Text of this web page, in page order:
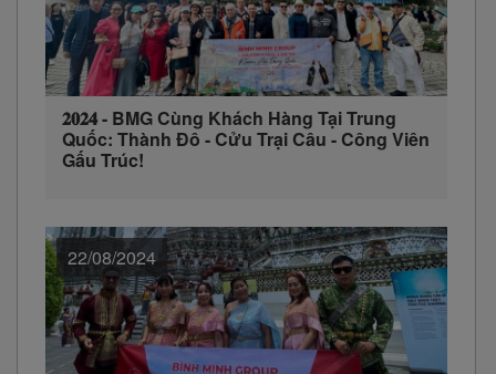
𝟐𝟎𝟐𝟒 - BMG Cùng Khách Hàng Tại Trung
Quốc: Thành Đô - Cửu Trại Câu - Công Viên
Gấu Trúc!
22/08/2024